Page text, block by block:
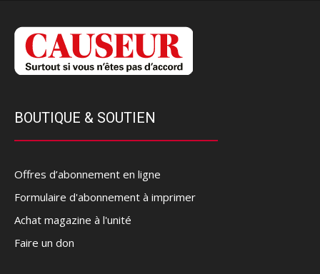
BOUTIQUE & SOUTIEN
Offres d’abonnement en ligne
Formulaire d'abonnement à imprimer
Achat magazine à l'unité
Faire un don